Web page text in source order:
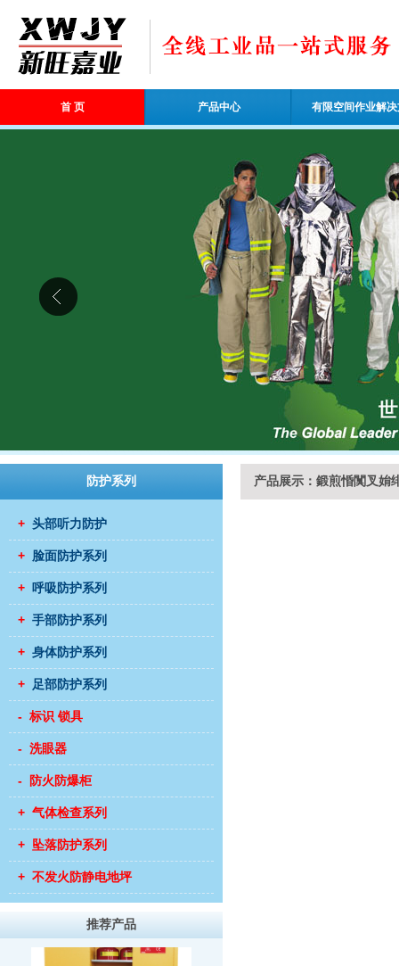
首 页 产品中心 有限空间作业解
防护系列
+ 头部听力防护
+ 脸面防护系列
+ 呼吸防护系列
+ 手部防护系列
+ 身体防护系列
+ 足部防护系列
- 标识 锁具
- 洗眼器
- 防火防爆柜
+ 气体检查系列
+ 坠落防护系列
+ 不发火防静电地坪
推荐产品
产品展示：鍛煎惛闃叉姢